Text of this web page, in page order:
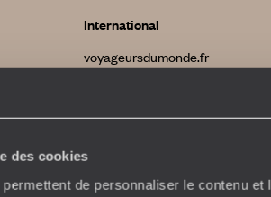
des cookies
de personnaliser le contenu
International
voyageursdumonde.fr
voyageursdumonde.ca
originaltravel.co.uk
originaldiving.com